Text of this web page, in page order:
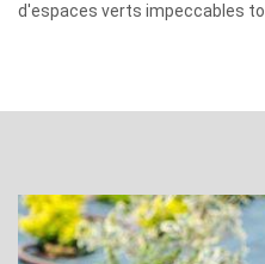
d'espaces verts impeccables